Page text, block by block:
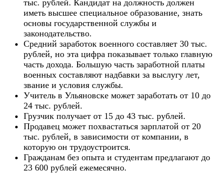
тыс. рублей. Кандидат на должность должен
иметь высшее специальное образование, знать
основы государственной службы и
законодательство.
Средний заработок военного составляет 30 тыс.
рублей, но эта цифра показывает только главную
часть дохода. Большую часть заработной платы
военных составляют надбавки за выслугу лет,
звание и условия службы.
Учитель в Ульяновске может заработать от 10 до
24 тыс. рублей.
Грузчик получает от 15 до 43 тыс. рублей.
Продавец может похвастаться зарплатой от 20
тыс. рублей, в зависимости от компании, в
которую он трудоустроится.
Гражданам без опыта и студентам предлагают до
23 600 рублей ежемесячно.